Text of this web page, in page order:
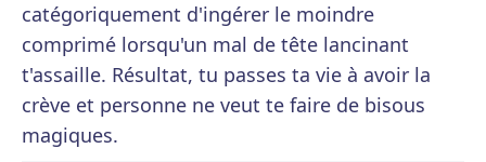
catégoriquement d'ingérer le moindre
comprimé lorsqu'un mal de tête lancinant
t'assaille. Résultat, tu passes ta vie à avoir la
crève et personne ne veut te faire de bisous
magiques.